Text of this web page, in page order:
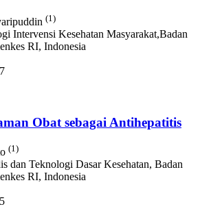
(1)
Intervensi Kesehatan Masyarakat,Badan
RI, Indonesia
Obat sebagai Antihepatitis
(1)
dan Teknologi Dasar Kesehatan, Badan
RI, Indonesia